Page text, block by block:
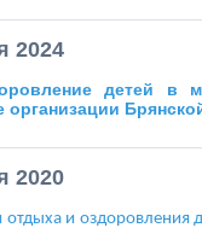
2024
детей в
2020
и оздоровления